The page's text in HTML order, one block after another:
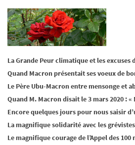
La Grande Peur climatique et les excuses
Quand Macron présentait ses voeux de
Le Père Ubu-Macron entre mensonge et
Quand M. Macron disait le 3 mars 2020 : «
Encore quelques jours pour nous saisir
La magnifique solidarité avec les
Le magnifique courage de l’Appel des